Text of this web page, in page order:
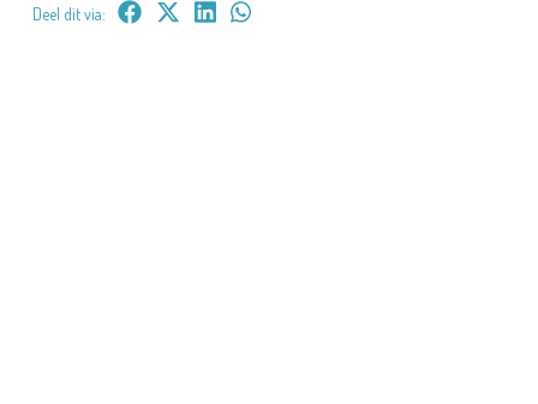
Deel dit via: